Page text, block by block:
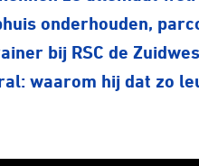
onderhouden,
bij RSC de
waarom hij dat zo